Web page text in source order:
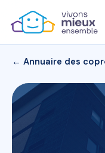
← Annuaire des